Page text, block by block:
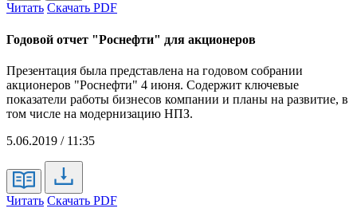
Читать Скачать PDF
Годовой отчет "Роснефти" для акционеров
Презентация была представлена на годовом собрании
акционеров "Роснефти" 4 июня. Содержит ключевые
показатели работы бизнесов компании и планы на развитие, в
том числе на модернизацию НПЗ.
5.06.2019 / 11:35
Читать Скачать PDF